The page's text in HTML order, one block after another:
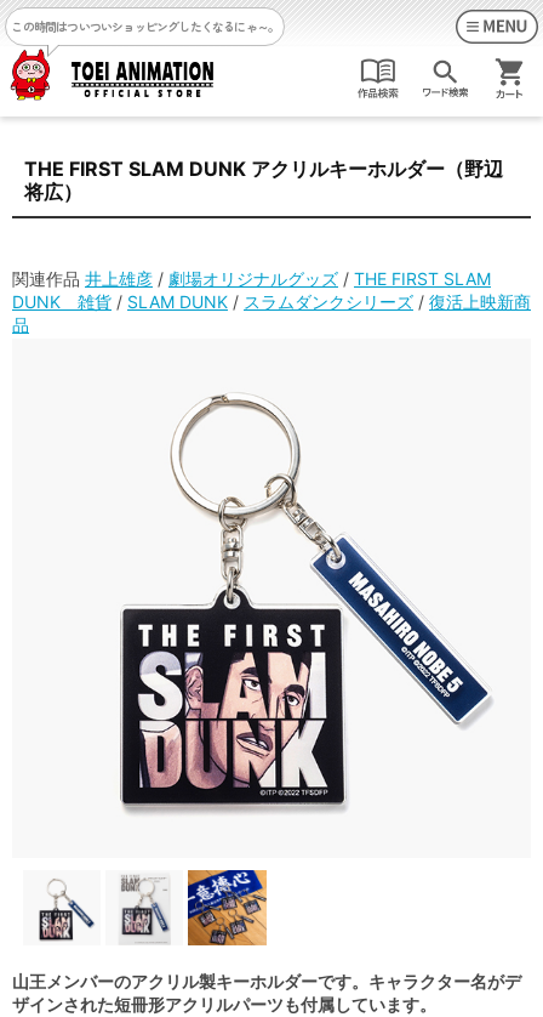
この時間はついついショッピングしたくなるにゃ～。
THE FIRST SLAM DUNK アクリルキーホルダー（野辺
将広）
関連作品 井上雄彦 / 劇場オリジナルグッズ / THE FIRST SLAM
DUNK 雑貨 / SLAM DUNK / スラムダンクシリーズ / 復活上映新商
品
山王メンバーのアクリル製キーホルダーです。キャラクター名がデ
ザインされた短冊形アクリルパーツも付属しています。